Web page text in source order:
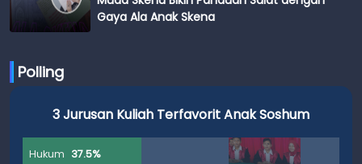
Gaya Ala Anak Skena
Polling
3 Jurusan Kuliah Terfavorit Anak Soshum
Hukum 37.5%